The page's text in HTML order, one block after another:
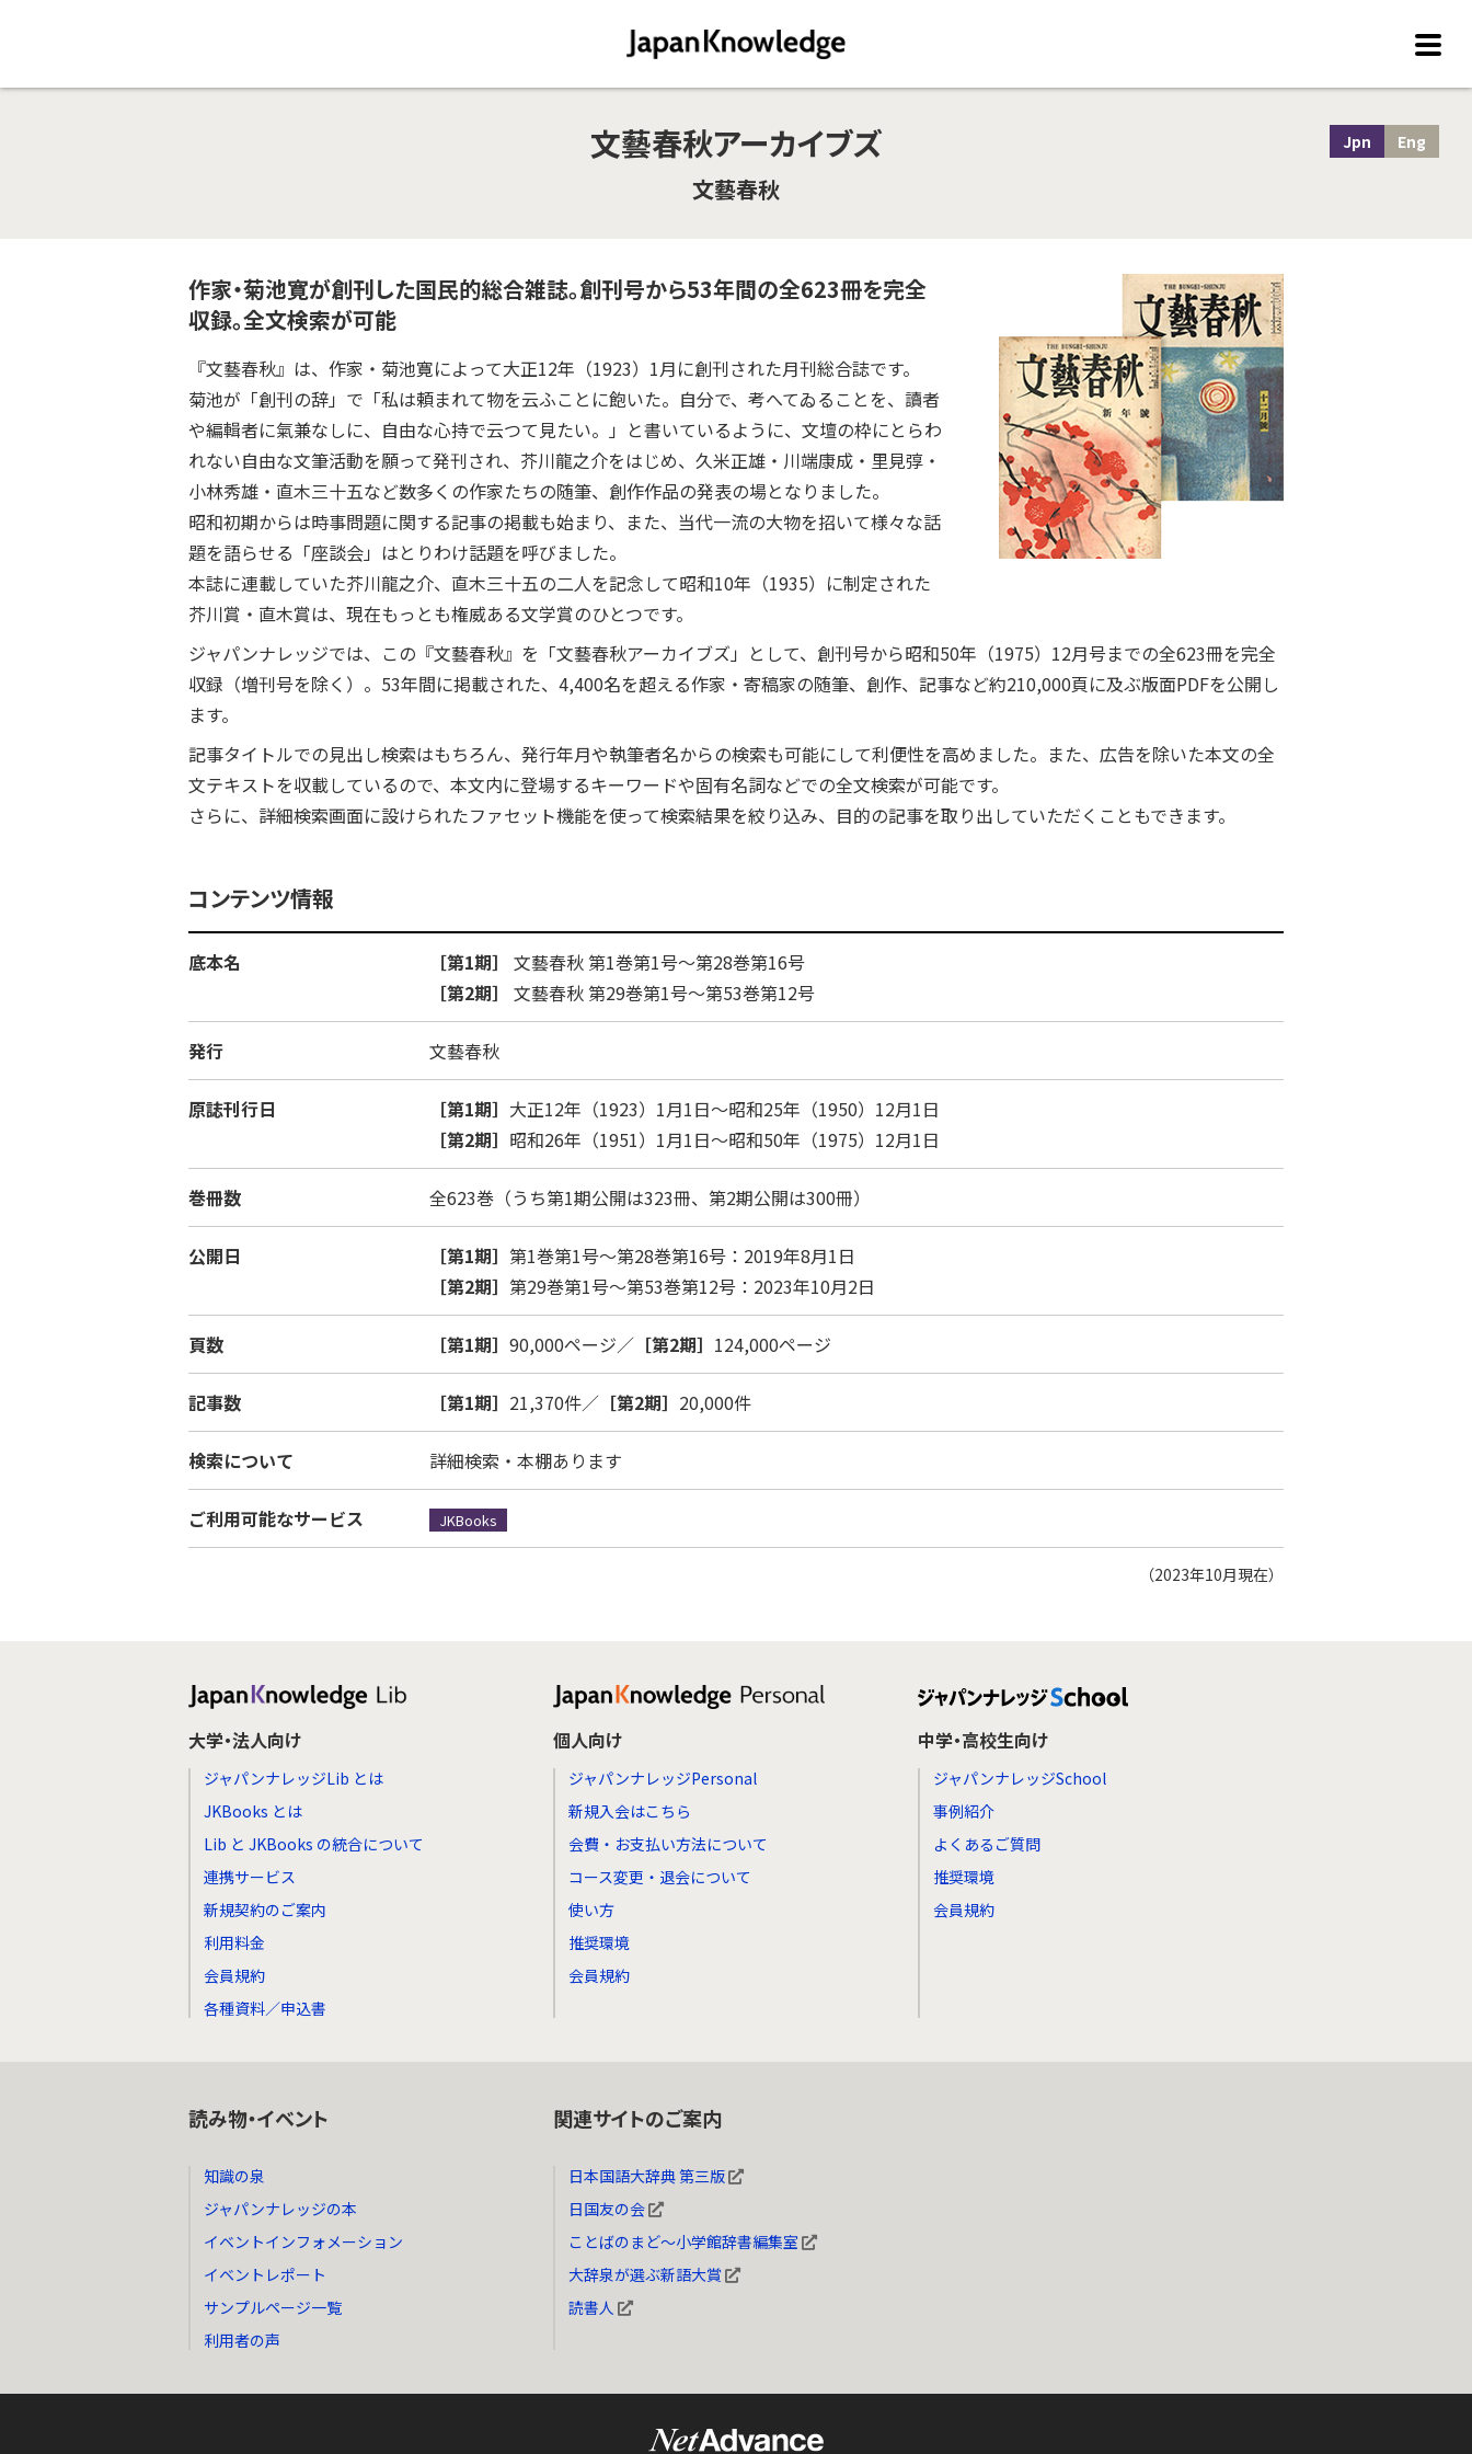
文藝春秋アーカイブズ
文藝春秋
Jpn Eng
作家・菊池寛が創刊した国民的総合雑誌。創刊号から53年間の全623冊を完全
収録。全文検索が可能
『文藝春秋』は、作家・菊池寛によって大正12年（1923）1月に創刊された月刊総合誌です。
菊池が「創刊の辞」で「私は頼まれて物を云ふことに飽いた。自分で、考へてゐることを、讀者
や編輯者に氣兼なしに、自由な心持で云つて見たい。」と書いているように、文壇の枠にとらわ
れない自由な文筆活動を願って発刊され、芥川龍之介をはじめ、久米正雄・川端康成・里見弴・
小林秀雄・直木三十五など数多くの作家たちの随筆、創作作品の発表の場となりました。
昭和初期からは時事問題に関する記事の掲載も始まり、また、当代一流の大物を招いて様々な話
題を語らせる「座談会」はとりわけ話題を呼びました。
本誌に連載していた芥川龍之介、直木三十五の二人を記念して昭和10年（1935）に制定された
芥川賞・直木賞は、現在もっとも権威ある文学賞のひとつです。
ジャパンナレッジでは、この『文藝春秋』を「文藝春秋アーカイブズ」として、創刊号から昭和50年（1975）12月号までの全623冊を完全
収録（増刊号を除く）。53年間に掲載された、4,400名を超える作家・寄稿家の随筆、創作、記事など約210,000頁に及ぶ版面PDFを公開し
ます。
記事タイトルでの見出し検索はもちろん、発行年月や執筆者名からの検索も可能にして利便性を高めました。また、広告を除いた本文の全
文テキストを収載しているので、本文内に登場するキーワードや固有名詞などでの全文検索が可能です。
さらに、詳細検索画面に設けられたファセット機能を使って検索結果を絞り込み、目的の記事を取り出していただくこともできます。
コンテンツ情報
底本名 ［第1期］
文藝春秋 第1巻第1号～第28巻第16号
［第2期］
文藝春秋 第29巻第1号～第53巻第12号
発行 文藝春秋
原誌刊行日 ［第1期］ 大正12年（1923）1月1日～昭和25年（1950）12月1日
［第2期］ 昭和26年（1951）1月1日～昭和50年（1975）12月1日
巻冊数 全623巻（うち第1期公開は323冊、第2期公開は300冊）
公開日 ［第1期］ 第1巻第1号～第28巻第16号：2019年8月1日
［第2期］ 第29巻第1号～第53巻第12号：2023年10月2日
頁数 ［第1期］ 90,000ページ／ ［第2期］ 124,000ページ
記事数 ［第1期］ 21,370件／ ［第2期］ 20,000件
検索について 詳細検索・本棚あります
ご利用可能なサービス JKBooks
（2023年10月現在）
大学・法人向け
ジャパンナレッジLib とは
JKBooks とは
Lib と JKBooks の統合について
連携サービス
新規契約のご案内
利用料金
会員規約
各種資料／申込書
個人向け
ジャパンナレッジPersonal
新規入会はこちら
会費・お支払い方法について
コース変更・退会について
使い方
推奨環境
会員規約
中学・高校生向け
ジャパンナレッジSchool
事例紹介
よくあるご質問
推奨環境
会員規約
読み物・イベント
知識の泉
ジャパンナレッジの本
イベントインフォメーション
イベントレポート
サンプルページ一覧
利用者の声
関連サイトのご案内
日本国語大辞典 第三版
日国友の会
ことばのまど～小学館辞書編集室
大辞泉が選ぶ新語大賞
読書人